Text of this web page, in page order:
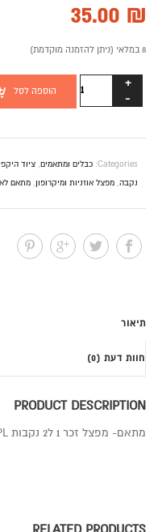
35.00 ₪
8 במלאי (ניתן להזמנה מוקדמת)
כמות
PL
3.5"
הוספה לסל
Categories: כבלים ומתאמים, ציוד
נקבה, מפצל אוזניות ומיקרופון, מתאם
תיאור
חוות דעת (0)
PRODUCT DESCRIPTION
מתאם- מפצל זכר 1 ל2 נקבות PL גודל 3.5